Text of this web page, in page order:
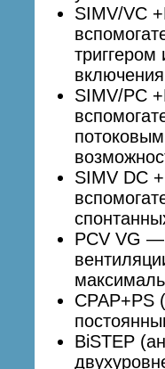
SIMV/VC
SIMV/PC
SIMV DC
PCV VG —
CPAP+PS
BiSTEP